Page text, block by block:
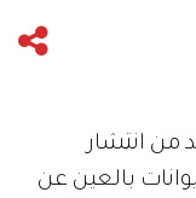
من انتشار
الحيوانات بالعين عن